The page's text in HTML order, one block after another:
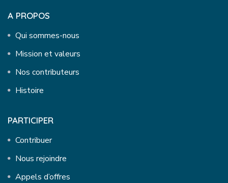
A PROPOS
Qui sommes-nous
Mission et valeurs
Nos contributeurs
Histoire
PARTICIPER
Contribuer
Nous rejoindre
Appels d’offres